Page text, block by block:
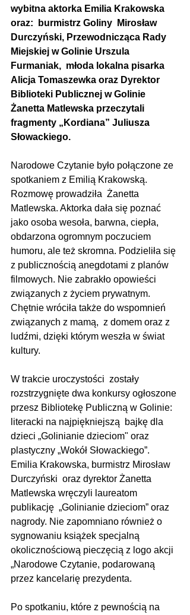
wybitna aktorka Emilia Krakowska
oraz:  burmistrz Goliny  Mirosław
Durczyński, Przewodnicząca Rady
Miejskiej w Golinie Urszula
Furmaniak,  młoda lokalna pisarka
Alicja Tomaszewka oraz Dyrektor
Biblioteki Publicznej w Golinie
Żanetta Matlewska przeczytali
fragmenty „Kordiana” Juliusza
Słowackiego.
Narodowe Czytanie było połączone ze
spotkaniem z Emilią Krakowską.
Rozmowę prowadziła  Żanetta
Matlewska. Aktorka dała się poznać
jako osoba wesoła, barwna, ciepła,
obdarzona ogromnym poczuciem
humoru, ale też skromna. Podzieliła się
z publicznością anegdotami z planów
filmowych. Nie zabrakło opowieści
związanych z życiem prywatnym.
Chętnie wróciła także do wspomnień
związanych z mamą,  z domem oraz z
ludźmi, dzięki którym weszła w świat
kultury.
W trakcie uroczystości  zostały
rozstrzygnięte dwa konkursy ogłoszone
przesz Bibliotekę Publiczną w Golinie:
literacki na najpiękniejszą  bajkę dla
dzieci „Golinianie dzieciom" oraz
plastyczny „Wokół Słowackiego”.
Emilia Krakowska, burmistrz Mirosław
Durczyński  oraz dyrektor Żanetta
Matlewska wręczyli laureatom
publikację  „Golinianie dzieciom” oraz
nagrody. Nie zapomniano również o
sygnowaniu książek specjalną
okolicznościową pieczęcią z logo akcji
„Narodowe Czytanie, podarowaną
przez kancelarię prezydenta.
Po spotkaniu, które z pewnością na